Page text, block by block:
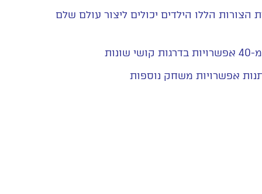
ובעזרת הצורות הללו הילדים יכולים ליצור עולם שלם
אפשרויות משחק נוספות